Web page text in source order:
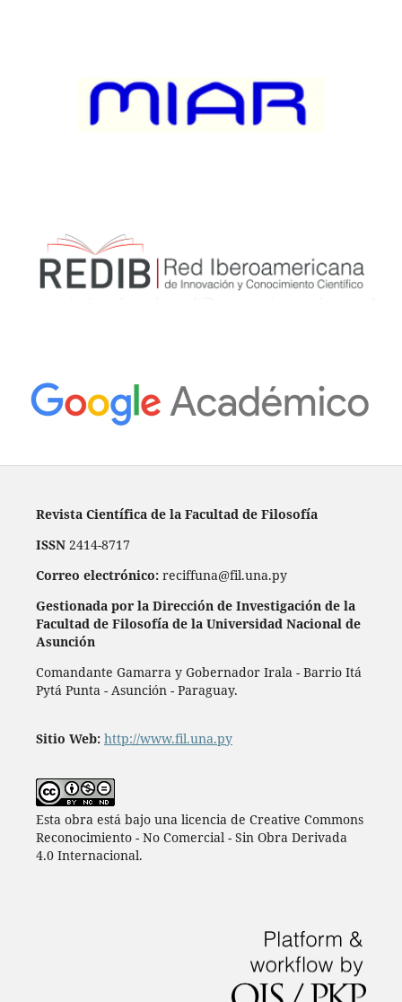
Revista Científica de la Facultad de Filosofía
ISSN2414-8717
Correo electrónico: reciffuna@fil.una.py
Gestionada por la Dirección de Investigación de la
Facultad de Filosofía de la Universidad Nacional de
Asunción
Comandante Gamarra y Gobernador Irala - Barrio Itá
Pytá Punta - Asunción - Paraguay.
Sitio Web: http://www.fil.una.py
Esta obra está bajo una licencia de Creative Commons
Reconocimiento - No Comercial - Sin Obra Derivada
4.0 Internacional.